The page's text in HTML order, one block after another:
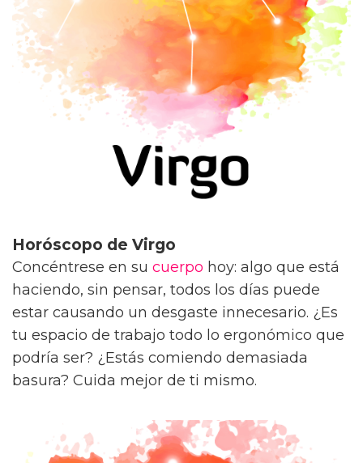
Horóscopo de Virgo
Concéntrese en su cuerpo hoy: algo que está
haciendo, sin pensar, todos los días puede
estar causando un desgaste innecesario. ¿Es
tu espacio de trabajo todo lo ergonómico que
podría ser? ¿Estás comiendo demasiada
basura? Cuida mejor de ti mismo.